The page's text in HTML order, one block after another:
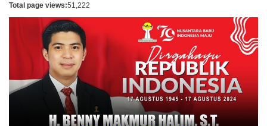
Total page views:51,222